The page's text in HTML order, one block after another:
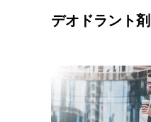
デオドラント剤